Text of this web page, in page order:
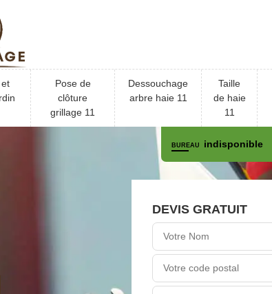
Pose de
clôture
grillage 11
Dessouchage
arbre haie 11
Taille
de haie
11
BUREAU indisponible
DEVIS GRATUIT